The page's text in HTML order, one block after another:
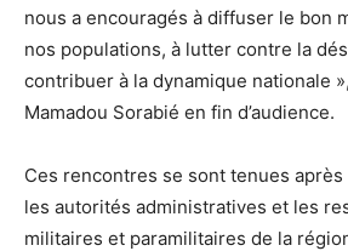
nous a encouragés à diffuser le bon
nos populations, à lutter contre la
contribuer à la dynamique nationale
Mamadou Sorabié en fin d’audience.
Ces rencontres se sont tenues
les autorités administratives et les
militaires et paramilitaires de la